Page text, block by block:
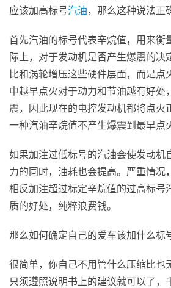
应该加高标号汽油，那么这种说法正
首先汽油的标号代表辛烷值，用来衡
际上，对于发动机是否产生爆震的决
比和涡轮增压这些硬件层面，而是点
中越早点火对于动力和节油越有好处
震，因此现在的电控发动机都将点火
一种汽油辛烷值不产生爆震到最早点
如果加注过低标号的汽油会使发动机
力的同时，油耗也会提高。严重情况
相反加注超过标定辛烷值的过高标号
质的好处，纯粹浪费钱。
那么如何确定自己的爱车该加什么标
很简单，你自己不用管什么压缩比也
只须遵照说明书上的建议就可以了，